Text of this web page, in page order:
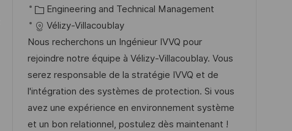
n
t
i
t
a
t
u
m
d
e
r
V
o
-
I
D
K
a
t
e
g
o
r
i
Engineering and Technical Management
Vélizy-Villacoublay
Nous recherchons un Ingénieur IVVQ pour
rejoindre notre équipe à Vélizy-Villacoublay. Vous
serez responsable de la stratégie IVVQ et de
l'intégration des systèmes de protection. Si vous
avez une expérience en environnement système
et un bon relationnel, postulez dès maintenant !